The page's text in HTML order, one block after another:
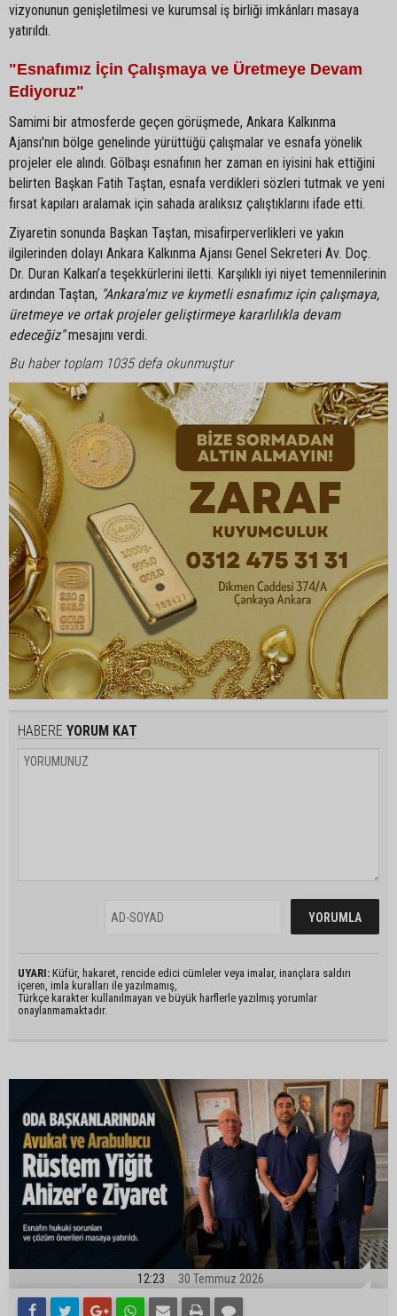
vizyonunun genişletilmesi ve kurumsal iş birliği imkânları masaya
yatırıldı.
"Esnafımız İçin Çalışmaya ve Üretmeye Devam
Ediyoruz"
Samimi bir atmosferde geçen görüşmede, Ankara Kalkınma
Ajansı'nın bölge genelinde yürüttüğü çalışmalar ve esnafa yönelik
projeler ele alındı. Gölbaşı esnafının her zaman en iyisini hak ettiğini
belirten Başkan Fatih Taştan, esnafa verdikleri sözleri tutmak ve yeni
fırsat kapıları aralamak için sahada aralıksız çalıştıklarını ifade etti.
Ziyaretin sonunda Başkan Taştan, misafirperverlikleri ve yakın
ilgilerinden dolayı Ankara Kalkınma Ajansı Genel Sekreteri Av. Doç.
Dr. Duran Kalkan’a teşekkürlerini iletti. Karşılıklı iyi niyet temennilerinin
ardından Taştan, "Ankara'mız ve kıymetli esnafımız için çalışmaya,
üretmeye ve ortak projeler geliştirmeye kararlılıkla devam
edeceğiz"mesajını verdi.
Bu haber toplam 1035 defa okunmuştur
HABERE YORUM KAT
UYARI: Küfür, hakaret, rencide edici cümleler veya imalar, inançlara saldırı
içeren, imla kuralları ile yazılmamış,
Türkçe karakter kullanılmayan ve büyük harflerle yazılmış yorumlar
onaylanmamaktadır.
12:23 30 Temmuz 2026